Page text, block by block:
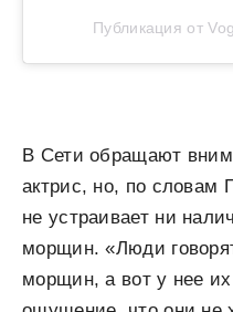
Публикация от
В Сети обращают
актрис, но, по словам
не устраивает ни
морщин. «Люди
морщин, а вот у нее их